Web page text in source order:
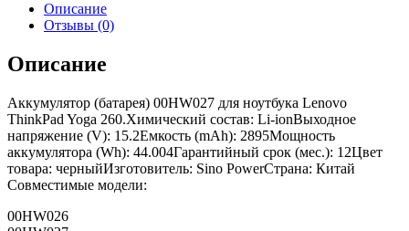
Описание
Отзывы (0)
Описание
Аккумулятор (батарея) 00HW027 для ноутбука Lenovo
ThinkPad Yoga 260.Химический состав: Li-ionВыходное
напряжение (V): 15.2Емкость (mAh): 2895Мощность
аккумулятора (Wh): 44.004Гарантийный срок (мес.): 12Цвет
товара: черныйИзготовитель: Sino PowerСтрана: Китай
Совместимые модели:
00HW026